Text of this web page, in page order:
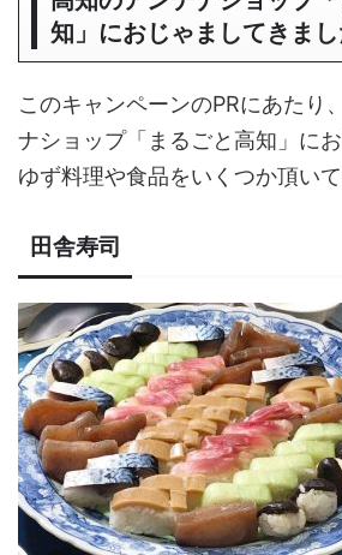
知」におじゃましてきまし
このキャンペーンのPRにあたり
ナショップ「まるごと高知」に
ゆず料理や食品をいくつか頂い
田舎寿司